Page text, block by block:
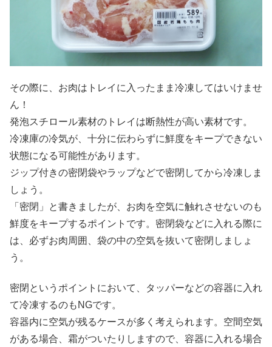
その際に、お肉はトレイに入ったまま冷凍してはいけませ
ん！
発泡スチロール素材のトレイは断熱性が高い素材です。
冷凍庫の冷気が、十分に伝わらずに鮮度をキープできない
状態になる可能性があります。
ジップ付きの密閉袋やラップなどで密閉してから冷凍しま
しょう。
「密閉」と書きましたが、お肉を空気に触れさせないのも
鮮度をキープするポイントです。密閉袋などに入れる際に
は、必ずお肉周囲、袋の中の空気を抜いて密閉しましょ
う。
密閉というポイントにおいて、タッパーなどの容器に入れ
て冷凍するのもNGです。
容器内に空気が残るケースが多く考えられます。空間空気
がある場合、霜がついたりしますので、容器に入れる場合